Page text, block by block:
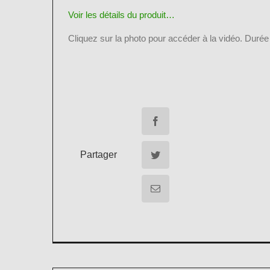
Voir les détails du produit…
Cliquez sur la photo pour accéder à la vidéo. Durée
Partager